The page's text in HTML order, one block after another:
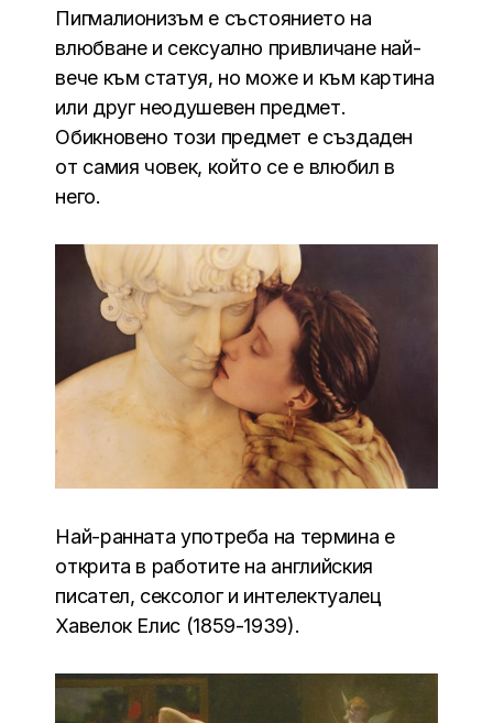
Пигмалионизъм е състоянието на
влюбване и сексуално привличане най-
вече към статуя, но може и към картина
или друг неодушевен предмет.
Обикновено този предмет е създаден
от самия човек, който се е влюбил в
него.
Най-ранната употреба на термина е
открита в работите на английския
писател, сексолог и интелектуалец
Хавелок Елис (1859-1939).